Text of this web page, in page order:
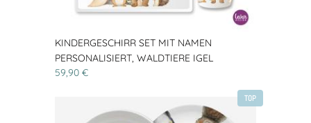
KINDERGESCHIRR SET MIT NAMEN
PERSONALISIERT, WALDTIERE IGEL
59,90 €
TOP